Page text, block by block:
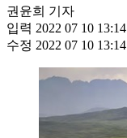
권윤희 기자
입력 2022 07 10 13:14
수정 2022 07 10 13:14